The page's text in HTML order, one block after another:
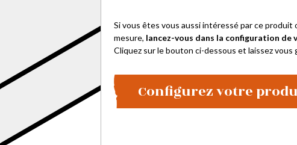
Si vous êtes vous aussi intéressé par ce produit
mesure, lancez-vous dans la configuration
Cliquez sur le bouton ci-dessous et laissez vous
Configurez votre